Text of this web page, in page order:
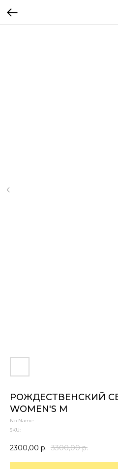
РОЖДЕСТВЕНСКИЙ
WOMEN'S M
No Name
SKU:
2300,00 р. 3300,00 р.